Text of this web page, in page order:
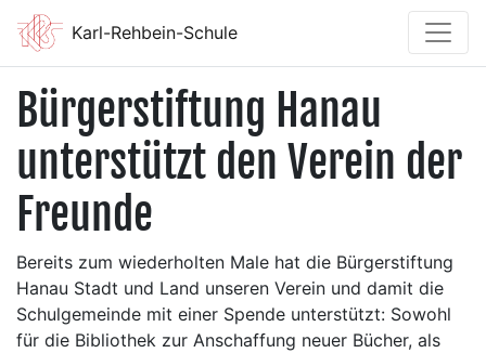
Karl-Rehbein-Schule
Bürgerstiftung Hanau
unterstützt den Verein der
Freunde
Bereits zum wiederholten Male hat die Bürgerstiftung
Hanau Stadt und Land unseren Verein und damit die
Schulgemeinde mit einer Spende unterstützt: Sowohl
für die Bibliothek zur Anschaffung neuer Bücher, als